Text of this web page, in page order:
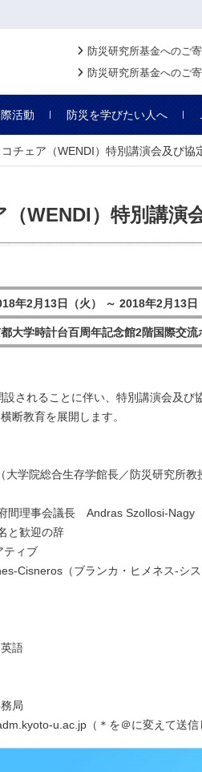
防災研究所基金へのご
防災研究所基金へのご
活動 防災を学びたい人へ
チェア（WENDI）特別講演会及び協
WENDI）特別講演
年2月13日（火） ～ 2018年2月13
大学時計台百周年記念館2階国際交流
されることに伴い、特別講演会及
断教育を展開します。
総合生存学館長／防災研究所教
間理事会議長 Andras Szollosi-Nagy
と歓迎の辞
ィブ
Cisneros（ブランカ・ヒメネス-シス
語
局
u.ac.jp（＊を＠に変えて送信